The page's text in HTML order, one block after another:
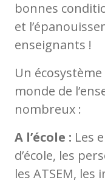
bonnes
et
enseignants !
Un
monde de
nombreux :
A l’école : Les
d’école, les
les ATSEM,